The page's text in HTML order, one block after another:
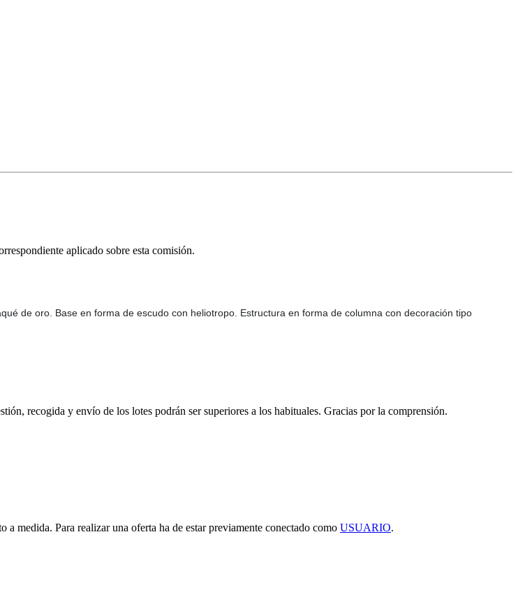
aplicado sobre esta comisión.
de oro. Base en forma de escudo con heliotropo. Estructura en forma de columna con decoración tipo
recogida y envío de los lotes podrán ser superiores a los habituales. Gracias por la comprensión.
medida. Para realizar una oferta ha de estar previamente conectado como USUARIO.